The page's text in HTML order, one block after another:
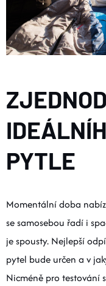
Velikosti Kontakty
Nákup pro kolektiv
Doprava a platba
Obchodní podmínky
PYTLE
Momentální doba
se samosebou řadí i
je spousty. Nejlepší
pytel bude určen a v
Nicméně pro testování